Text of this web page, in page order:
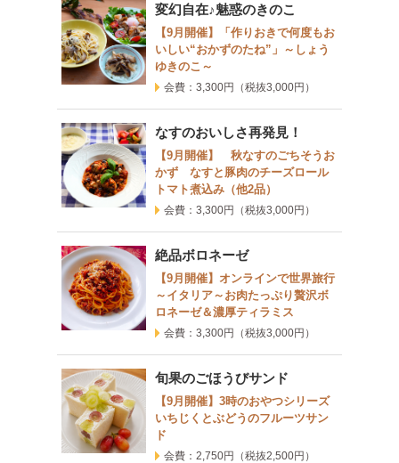
変幻自在♪魅惑のきのこ
【9月開催】「作りおきで何度もお
いしい“おかずのたね”」～しょう
ゆきのこ～
会費：3,300円 （税抜3,000円）
なすのおいしさ再発見！
【9月開催】 秋なすのごちそうお
かず なすと豚肉のチーズロール
トマト煮込み（他2品）
会費：3,300円 （税抜3,000円）
絶品ボロネーゼ
【9月開催】オンラインで世界旅行
～イタリア～お肉たっぷり贅沢ボ
ロネーゼ＆濃厚ティラミス
会費：3,300円 （税抜3,000円）
旬果のごほうびサンド
【9月開催】3時のおやつシリーズ
いちじくとぶどうのフルーツサン
ド
会費：2,750円 （税抜2,500円）